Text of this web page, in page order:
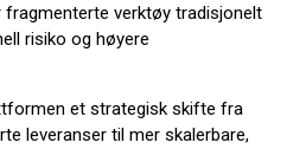
fragmenterte verktøy tradisjonelt
risiko og høyere
et strategisk skifte fra
leveranser til mer skalerbare,